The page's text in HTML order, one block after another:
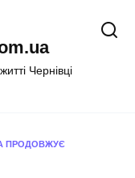
Чернівці
ПРОДОВЖУЄ